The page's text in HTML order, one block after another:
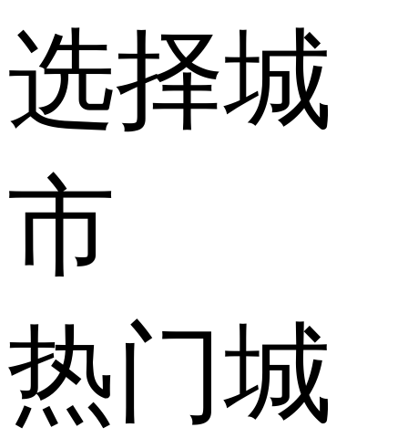
选择城
市
热门城